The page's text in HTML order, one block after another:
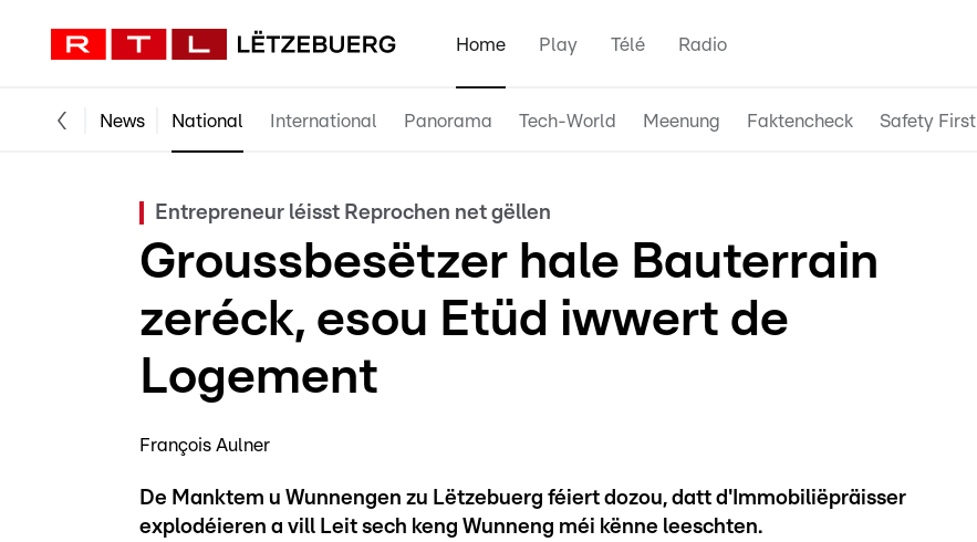
Home Play Télé Radio
News National International Panorama Tech-World Meenung Faktencheck Safety First
Entrepreneur léisst Reprochen net gëllen
Groussbesëtzer hale Bauterrain
zeréck, esou Etüd iwwert de
Logement
François Aulner
De Manktem u Wunnengen zu Lëtzebuerg féiert dozou, datt d'Immobiliëpräisser
explodéieren a vill Leit sech keng Wunneng méi kënne leeschten.